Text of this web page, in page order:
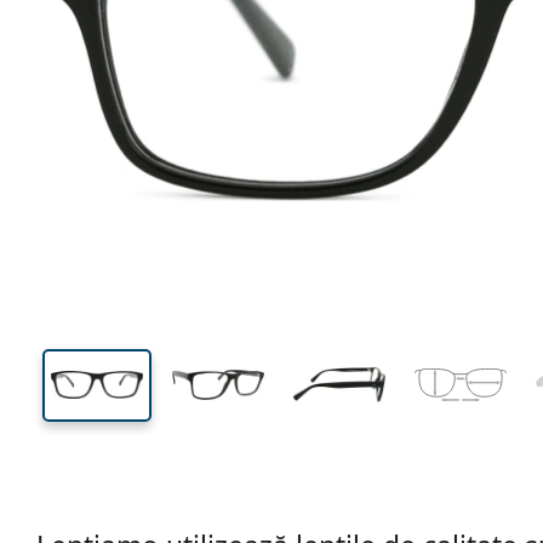
Lățimea ramei
41 mm
Înălțime lentilă
58 mm
Lățimea lentilei
Lățimea